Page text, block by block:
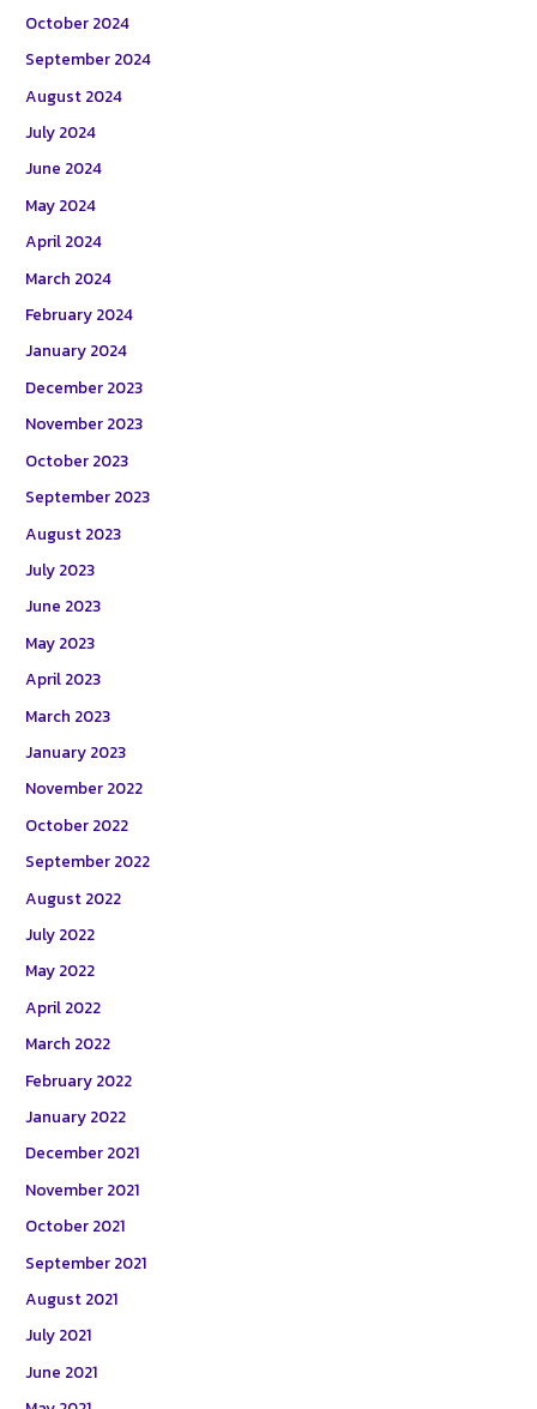
October 2024
September 2024
August 2024
July 2024
June 2024
May 2024
April 2024
March 2024
February 2024
January 2024
December 2023
November 2023
October 2023
September 2023
August 2023
July 2023
June 2023
May 2023
April 2023
March 2023
January 2023
November 2022
October 2022
September 2022
August 2022
July 2022
May 2022
April 2022
March 2022
February 2022
January 2022
December 2021
November 2021
October 2021
September 2021
August 2021
July 2021
June 2021